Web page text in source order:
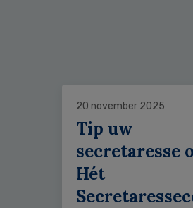
20 november 2025
Tip uw
secretaresse
Hét